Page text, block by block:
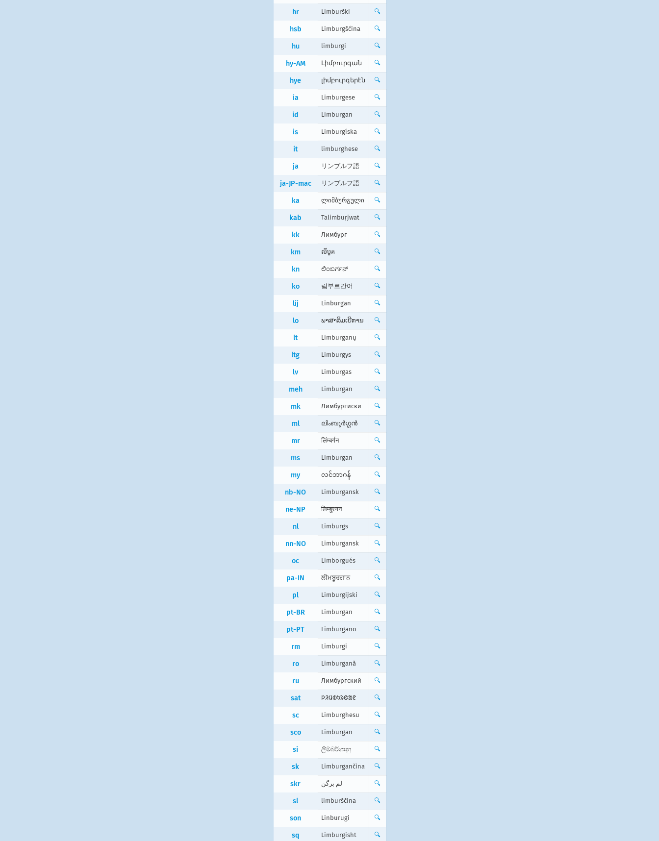
hr Limburški 🔍
hsb Limburgšćina 🔍
hu limburgi 🔍
hy-AM Լիմբուրգան 🔍
hye լիմբուրգերէն 🔍
ia Limburgese 🔍
id Limburgan 🔍
is Limburgíska 🔍
it limburghese 🔍
ja リンブルフ語 🔍
ja-JP-mac リンブルフ語 🔍
ka ლიმბურგული 🔍
kab Talimbuṛjwat 🔍
kk Лимбург 🔍
km លីបួគ 🔍
kn ಲಿಂಬರ್ಗನ್ 🔍
ko 림부르간어 🔍
lij Linburgan 🔍
lo ພາສາລິມເບີການ 🔍
lt Limburganų 🔍
ltg Limburgys 🔍
lv Limburgas 🔍
meh Limburgan 🔍
mk Лимбургиски 🔍
ml ലിംബൂര്‍ഗ്ഗന്‍ 🔍
mr लिंम्बर्गन 🔍
ms Limburgan 🔍
my လင်ဘာဂန် 🔍
nb-NO Limburgansk 🔍
ne-NP लिम्बुरगन 🔍
nl Limburgs 🔍
nn-NO Limburgansk 🔍
oc Limborgués 🔍
pa-IN ਲੀਮਬੂਰਗਾਨ 🔍
pl Limburgijski 🔍
pt-BR Limburgan 🔍
pt-PT Limburgano 🔍
rm Limburgi 🔍
ro Limburgană 🔍
ru Лимбургский 🔍
sat ᱞᱤᱢᱵᱩᱨᱜᱟᱱ 🔍
sc Limburghesu 🔍
sco Limburgan 🔍
si ලිම්බර්ගානු 🔍
sk Limburgančina 🔍
skr لم برگن 🔍
sl limburščina 🔍
son Linburugi 🔍
sq Limburgisht 🔍